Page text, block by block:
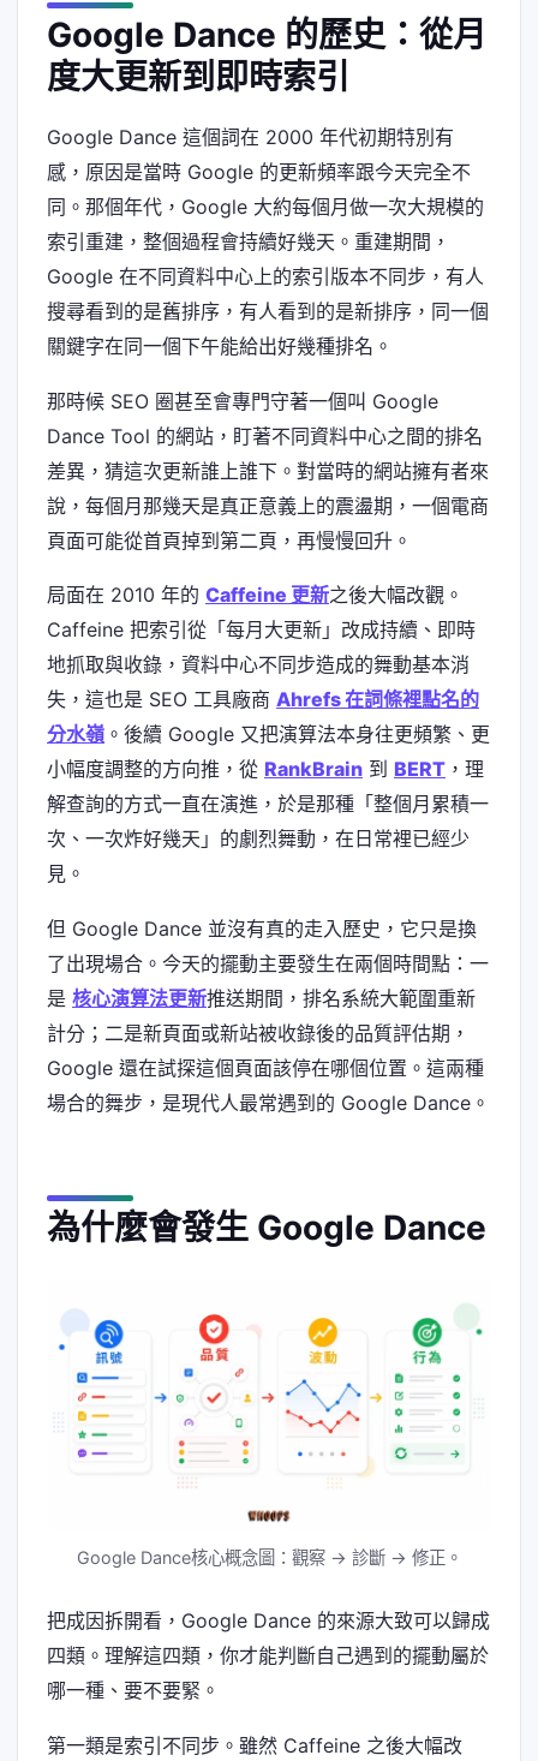
Google Dance 的歷史：從月
度大更新到即時索引
Google Dance 這個詞在 2000 年代初期特別有
感，原因是當時 Google 的更新頻率跟今天完全不
同。那個年代，Google 大約每個月做一次大規模的
索引重建，整個過程會持續好幾天。重建期間，
Google 在不同資料中心上的索引版本不同步，有人
搜尋看到的是舊排序，有人看到的是新排序，同一個
關鍵字在同一個下午能給出好幾種排名。
那時候 SEO 圈甚至會專門守著一個叫 Google
Dance Tool 的網站，盯著不同資料中心之間的排名
差異，猜這次更新誰上誰下。對當時的網站擁有者來
說，每個月那幾天是真正意義上的震盪期，一個電商
頁面可能從首頁掉到第二頁，再慢慢回升。
局面在 2010 年的 Caffeine 更新之後大幅改觀。
Caffeine 把索引從「每月大更新」改成持續、即時
地抓取與收錄，資料中心不同步造成的舞動基本消
失，這也是 SEO 工具廠商 Ahrefs 在詞條裡點名的
分水嶺 。後續 Google 又把演算法本身往更頻繁、更
小幅度調整的方向推，從 RankBrain 到 BERT ，理
解查詢的方式一直在演進，於是那種「整個月累積一
次、一次炸好幾天」的劇烈舞動，在日常裡已經少
見。
但 Google Dance 並沒有真的走入歷史，它只是換
了出現場合。今天的擺動主要發生在兩個時間點：一
是 核心演算法更新推送期間，排名系統大範圍重新
計分；二是新頁面或新站被收錄後的品質評估期，
Google 還在試探這個頁面該停在哪個位置。這兩種
場合的舞步，是現代人最常遇到的 Google Dance。
為什麼會發生 Google Dance
Google Dance核心概念圖：觀察 → 診斷 → 修正。
把成因拆開看，Google Dance 的來源大致可以歸成
四類。理解這四類，你才能判斷自己遇到的擺動屬於
哪一種、要不要緊。
第一類是索引不同步。雖然 Caffeine 之後大幅改